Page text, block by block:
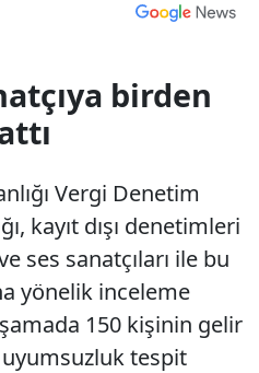
birden
Vergi Denetim
kayıt dışı denetimleri
ses sanatçıları ile bu
yönelik inceleme
150 kişinin gelir
uyumsuzluk tespit